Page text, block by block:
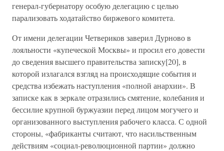
генерал-губернатору особую делегацию с целью
парализовать ходатайство биржевого комитета.
От имени делегации Четвериков заверил Дурново в
лояльности «купеческой Москвы» и просил его довести
до сведения высшего правительства записку[20], в
которой излагался взгляд на происходящие события и
средства избежать наступления «полной анархии». В
записке как в зеркале отразились смятение, колебания и
бессилие крупной буржуазии перед лицом могучего и
организованного выступления рабочего класса. С одной
стороны, «фабриканты считают, что насильственным
действиям «социал-революционной партии» должно